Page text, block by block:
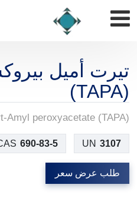
تيرت أميل
(TAPA)
Amyl peroxyacetate (TAPA)
690-83-5 UN 3107
طلب عرض سعر